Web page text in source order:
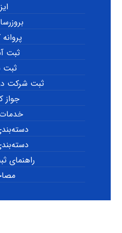
ثبت
ثبت
ثبت شرکت
راهنمای